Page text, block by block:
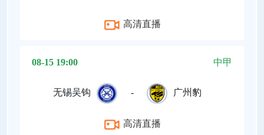
高清直播
08-15 19:00 中甲
无锡吴钩 - 广州豹
高清直播